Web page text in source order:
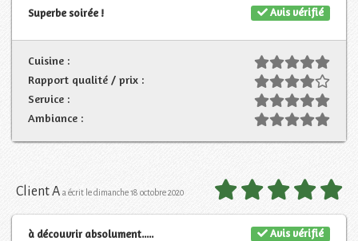
Avis vérifié
Superbe soirée !
Cuisine :
Rapport qualité / prix :
Service :
Ambiance :
Client A a écrit le dimanche 18 octobre 2020
Avis vérifié
à découvrir absolument.....